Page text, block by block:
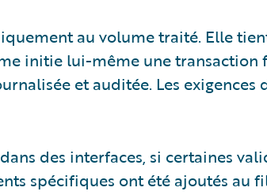
au volume traité. Elle
initie lui-même une
et auditée. Les exigences
des interfaces, si certaines
spécifiques ont été ajoutés au